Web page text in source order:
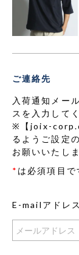
ご連絡先
入荷通知メー
スを入力して
※【joix-
るようご設定
お願いいたしま
* は必須項目で
E-mailアドレス